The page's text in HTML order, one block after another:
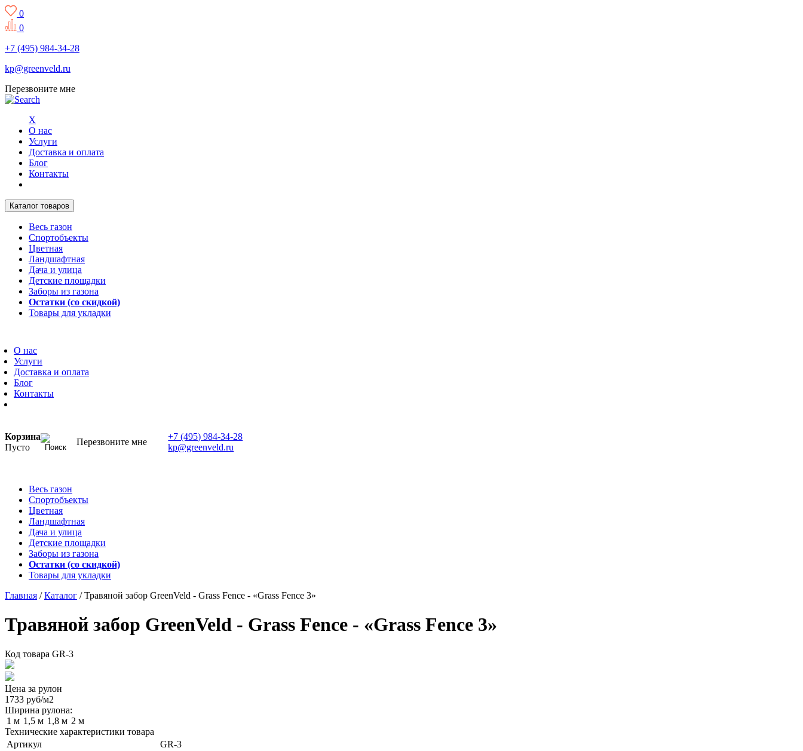
0
0
+7 (495) 984-34-28
kp@greenveld.ru
Перезвоните мне
X
О нас
Услуги
Доставка и оплата
Блог
Контакты
Каталог товаров
Весь газон
Спортобъекты
Цветная
Ландшафтная
Дача и улица
Детские площадки
Заборы из газона
Остатки (со скидкой)
Товары для укладки
О нас
Услуги
Доставка и оплата
Блог
Контакты
Корзина
Пусто
Перезвоните мне
+7 (495) 984-34-28
kp@greenveld.ru
Весь газон
Спортобъекты
Цветная
Ландшафтная
Дача и улица
Детские площадки
Заборы из газона
Остатки (со скидкой)
Товары для укладки
Главная /Каталог /Травяной забор GreenVeld - Grass Fence - «Grass Fence 3»
Травяной забор GreenVeld - Grass Fence - «Grass Fence 3»
Код товара GR-3
Цена за рулон
1733 руб/м2
Ширина рулона:
1 м 1,5 м 1,8 м 2 м
Технические характеристики товара
Артикул
GR-3